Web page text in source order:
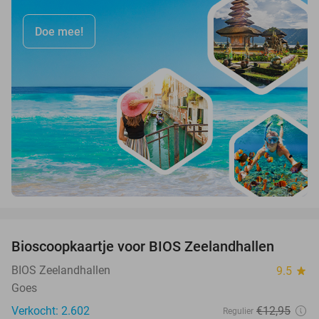
Doe mee!
Bioscoopkaartje voor BIOS Zeelandhallen
BIOS Zeelandhallen 9.5 star
Goes
Verkocht: 2.602
Regulier €12,95